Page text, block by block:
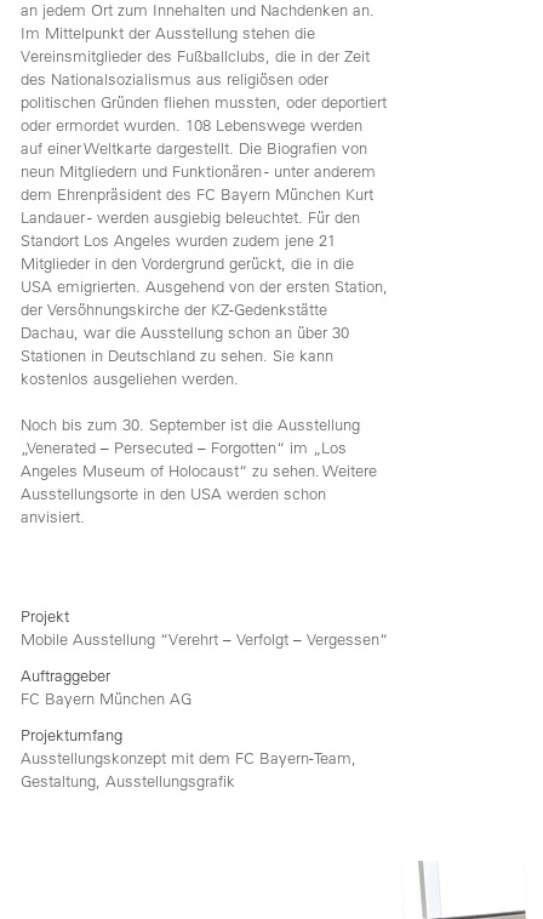
an jedem Ort zum Innehalten und Nachdenken an.
Im Mittelpunkt der Ausstellung stehen die
Vereinsmitglieder des Fußballclubs, die in der Zeit
des Nationalsozialismus aus religiösen oder
politischen Gründen fliehen mussten, oder deportiert
oder ermordet wurden. 108 Lebenswege werden
auf einer Weltkarte dargestellt. Die Biografien von
neun Mitgliedern und Funktionären - unter anderem
dem Ehrenpräsident des FC Bayern München Kurt
Landauer - werden ausgiebig beleuchtet. Für den
Standort Los Angeles wurden zudem jene 21
Mitglieder in den Vordergrund gerückt, die in die
USA emigrierten. Ausgehend von der ersten Station,
der Versöhnungskirche der KZ-Gedenkstätte
Dachau, war die Ausstellung schon an über 30
Stationen in Deutschland zu sehen. Sie kann
kostenlos ausgeliehen werden.
Noch bis zum 30. September ist die Ausstellung
„Venerated – Persecuted – Forgotten“ im „Los
Angeles Museum of Holocaust“ zu sehen. Weitere
Ausstellungsorte in den USA werden schon
anvisiert.
Projekt
Mobile Ausstellung “Verehrt – Verfolgt – Vergessen“
Auftraggeber
FC Bayern München AG
Projektumfang
Ausstellungskonzept mit dem FC Bayern-Team,
Gestaltung, Ausstellungsgrafik